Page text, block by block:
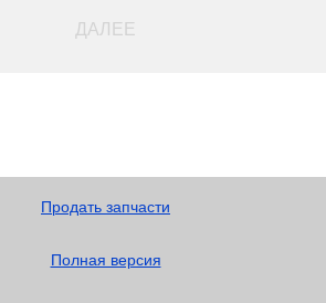
ДАЛЕЕ
Продать запчасти
Полная версия